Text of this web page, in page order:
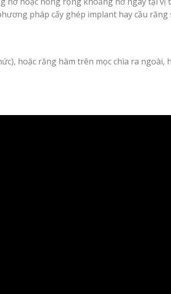
pháp cấy ghép implant hay cầu răng
hoặc răng hàm trên mọc chìa ra ngoài,